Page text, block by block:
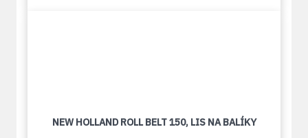
NEW HOLLAND ROLL BELT 150, LIS NA BALÍKY